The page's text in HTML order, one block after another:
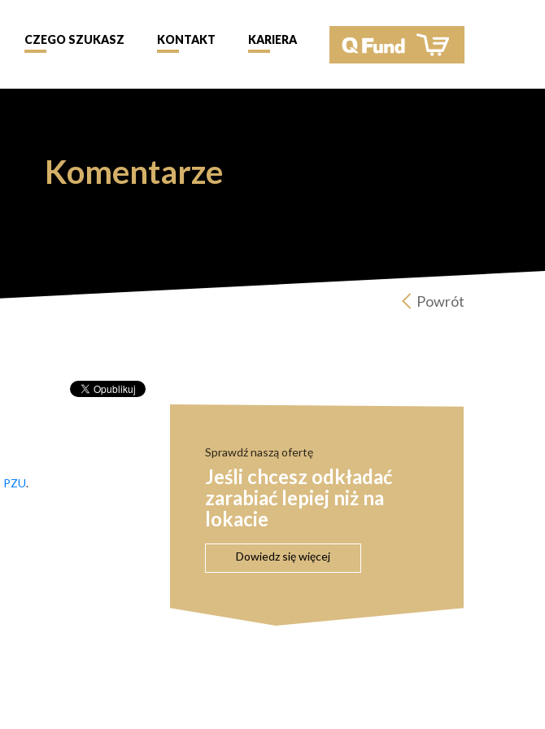
CZEGO SZUKASZ KONTAKT KARIERA
Komentarze
Powrót
PZU.
Sprawdź naszą ofertę
Jeśli chcesz odkładać
zarabiać lepiej niż na
lokacie
Dowiedz się więcej